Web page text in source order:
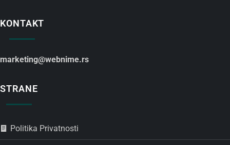
KONTAKT
marketing@webnime.rs
STRANE
Politika Privatnosti